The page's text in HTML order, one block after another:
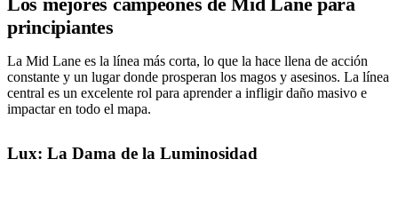
principiantes
La Mid Lane es la línea más corta, lo que la hace llena de acción
constante y un lugar donde prosperan los magos y asesinos. La línea
central es un excelente rol para aprender a infligir daño masivo e
impactar en todo el mapa.
Lux: La Dama de la Luminosidad